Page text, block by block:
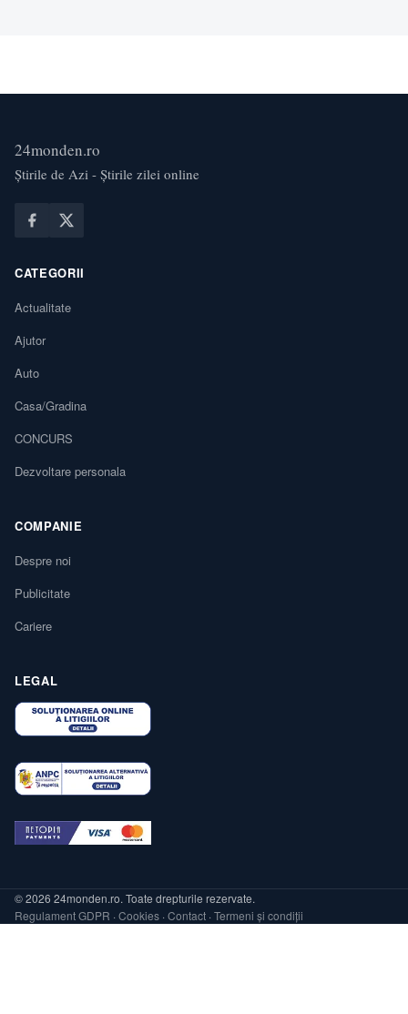
24monden.ro
Știrile de Azi - Știrile zilei online
CATEGORII
Actualitate
Ajutor
Auto
Casa/Gradina
CONCURS
Dezvoltare personala
COMPANIE
Despre noi
Publicitate
Cariere
LEGAL
© 2026 24monden.ro. Toate drepturile rezervate.
Regulament GDPR ·Cookies ·Contact ·Termeni și condiții